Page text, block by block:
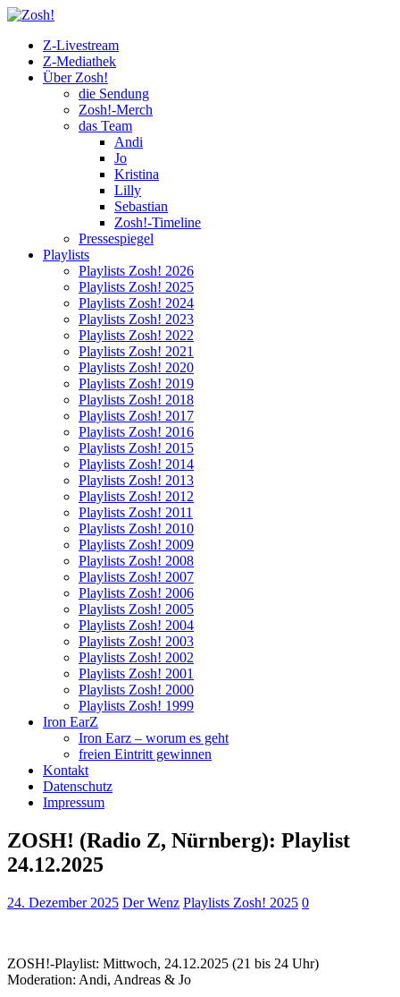
Z-Livestream
Z-Mediathek
Über Zosh!
die Sendung
Zosh!-Merch
das Team
Andi
Jo
Kristina
Lilly
Sebastian
Zosh!-Timeline
Pressespiegel
Playlists
Playlists Zosh! 2026
Playlists Zosh! 2025
Playlists Zosh! 2024
Playlists Zosh! 2023
Playlists Zosh! 2022
Playlists Zosh! 2021
Playlists Zosh! 2020
Playlists Zosh! 2019
Playlists Zosh! 2018
Playlists Zosh! 2017
Playlists Zosh! 2016
Playlists Zosh! 2015
Playlists Zosh! 2014
Playlists Zosh! 2013
Playlists Zosh! 2012
Playlists Zosh! 2011
Playlists Zosh! 2010
Playlists Zosh! 2009
Playlists Zosh! 2008
Playlists Zosh! 2007
Playlists Zosh! 2006
Playlists Zosh! 2005
Playlists Zosh! 2004
Playlists Zosh! 2003
Playlists Zosh! 2002
Playlists Zosh! 2001
Playlists Zosh! 2000
Playlists Zosh! 1999
Iron EarZ
Iron Earz – worum es geht
freien Eintritt gewinnen
Kontakt
Datenschutz
Impressum
ZOSH! (Radio Z, Nürnberg): Playlist
24.12.2025
24. Dezember 2025 Der Wenz Playlists Zosh! 2025 0
ZOSH!-Playlist: Mittwoch, 24.12.2025 (21 bis 24 Uhr)
Moderation: Andi, Andreas & Jo